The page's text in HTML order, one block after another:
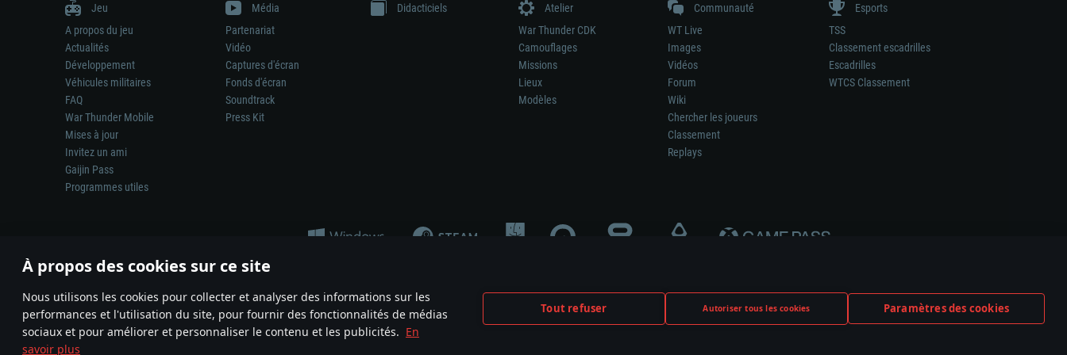
À propos des cookies sur ce site
Nous utilisons les cookies pour collecter et analyser des informations sur les
performances et l'utilisation du site, pour fournir des fonctionnalités de médias
sociaux et pour améliorer et personnaliser le contenu et les publicités. En
savoir plus
Tout refuser Autoriser tous les cookies Paramètres des cookies
Jeu
A propos du jeu
Actualités
Développement
Véhicules militaires
FAQ
War Thunder Mobile
Mises à jour
Invitez un ami
Gaijin Pass
Programmes utiles
Média
Partenariat
Vidéo
Captures d'écran
Fonds d'écran
Soundtrack
Press Kit
Didacticiels
Atelier
War Thunder CDK
Camouflages
Missions
Lieux
Modèles
Communauté
WT Live
Images
Vidéos
Forum
Wiki
Chercher les joueurs
Classement
Replays
Esports
TSS
Classement escadrilles
Escadrilles
WTCS Classement
La représentation d’une arme ou d’un véhicule réel dans ce jeu ne signifie pas la participation au développement du jeu, le sponsoring ou à l’approbation de tout fabricant d’armes ou de véhicule.
© 2011—2026 Gaijin Games Kft. All trademarks, logos and brand names are the property of their respective owners.
Termes et conditions